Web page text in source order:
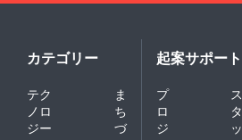
カテゴリー
テク
ノロ
ジー
ま
ち
づ
起案サポート
プ
ロ
ジ
ス
タ
ッ